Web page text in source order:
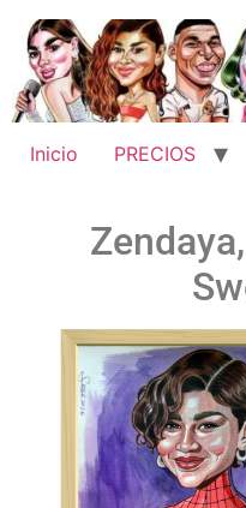
Inicio PRECIOS